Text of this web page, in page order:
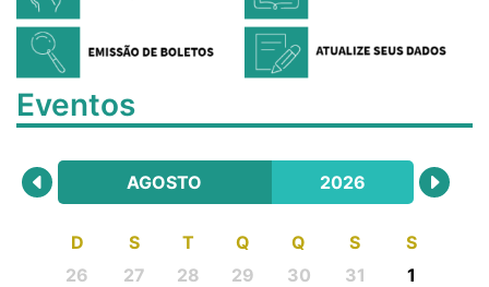
Eventos
AGOSTO 2026
D S T Q Q S
S
26
27 28 29 30 31
1